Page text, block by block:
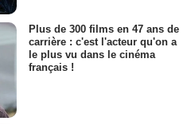
Plus de 300 films en 47 ans de
carrière : c'est l'acteur qu'on a
le plus vu dans le cinéma
français !